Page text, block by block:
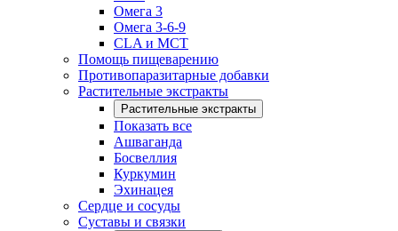
Омега 3
Омега 3-6-9
CLA и MCT
Помощь пищеварению
Противопаразитарные добавки
Растительные экстракты
Растительные экстракты
Показать все
Ашваганда
Босвеллия
Куркумин
Эхинацея
Сердце и сосуды
Суставы и связки